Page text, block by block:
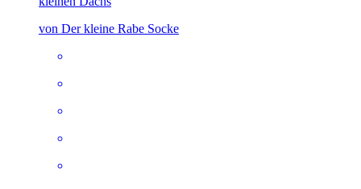
von Der kleine Rabe Socke